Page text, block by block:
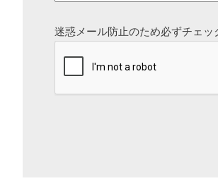
迷惑メール防止のため必ずチェッ